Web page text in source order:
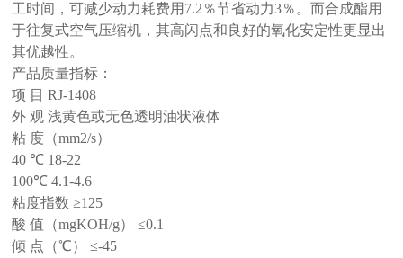
工时间，可减少动力耗费用7.2％节省动力3％。而合成酯用
于往复式空气压缩机，其高闪点和良好的氧化安定性更显出
其优越性。
产品质量指标：
项 目 RJ-1408
外 观 浅黄色或无色透明油状液体
粘 度（mm2/s）
40 ℃ 18-22
100℃ 4.1-4.6
粘度指数 ≥125
酸 值（mgKOH/g） ≤0.1
倾 点（℃） ≤-45